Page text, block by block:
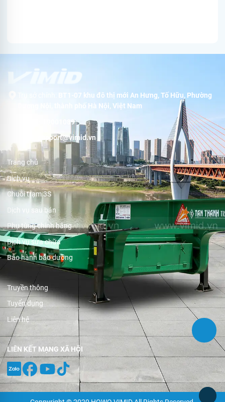
BT1-07 khu đô thị mới An Hưng, Tố Hữu, Phường
Dương Nội, thành phố Hà Nội, Việt Nam
19001089
support@vimid.vn
Trang chủ
Dịch vụ
Chuỗi trạm 3S
Dịch vụ sau bán
Phụ tùng chính hãng
Dịch vụ sửa chữa
Bảo hành bảo dưỡng
Truyền thông
Tuyển dụng
Liên hệ
LIÊN KẾT MẠNG XÃ HỘI